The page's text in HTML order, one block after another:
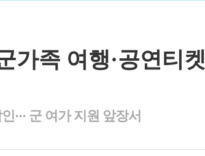
가족 여행·공연티켓
··· 군 여가 지원 앞장서